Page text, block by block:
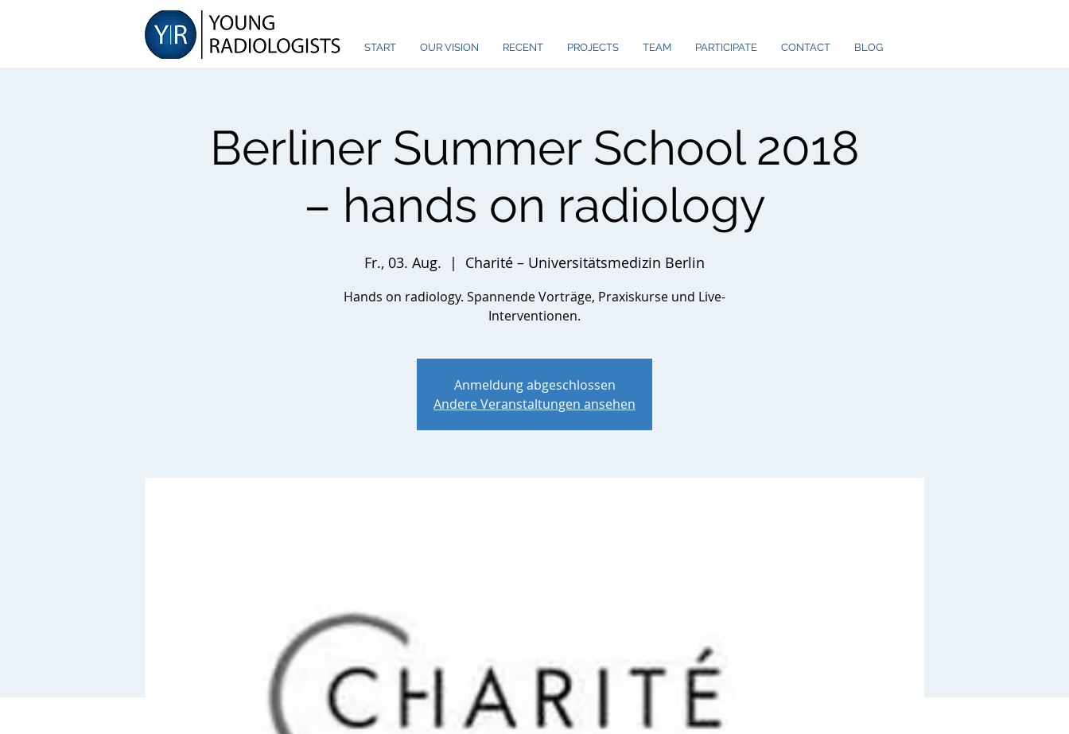
START OUR VISION RECENT PROJECTS TEAM PARTICIPATE CONTACT BLOG
Berliner Summer School 2018
– hands on radiology
Fr., 03. Aug.
  |
Charité – Universitätsmedizin Berlin
Hands on radiology. Spannende Vorträge, Praxiskurse und Live-
Interventionen.
Anmeldung abgeschlossen
Andere Veranstaltungen ansehen